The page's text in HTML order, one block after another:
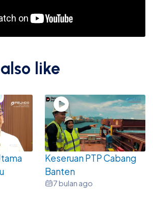
like
Keseruan PTP Cabang
Banten
7 bulan ago